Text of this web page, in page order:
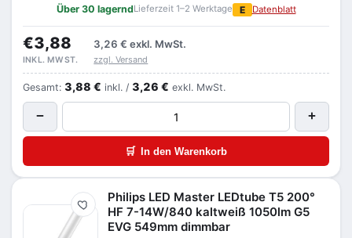
Über 30 lagerndLieferzeit 1–2 Werktage E Datenblatt
€3,88 3,26 € exkl. MwSt.
INKL. MWST. zzgl. Versand
Gesamt: 3,88 € inkl. / 3,26 € exkl. MwSt.
− +
🛒 In den Warenkorb
Merken
Philips LED Master LEDtube T5 200°
HF 7-14W/840 kaltweiß 1050lm G5
EVG 549mm dimmbar